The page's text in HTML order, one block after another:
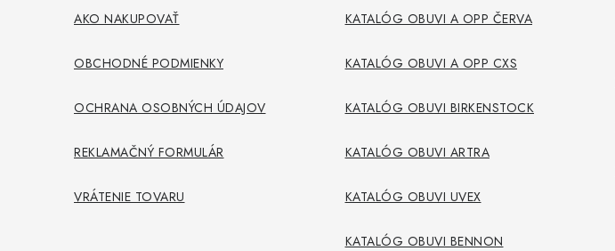
AKO NAKUPOVAŤ
OBCHODNÉ PODMIENKY
OCHRANA OSOBNÝCH ÚDAJOV
REKLAMAČNÝ FORMULÁR
VRÁTENIE TOVARU
KATALÓG OBUVI A OPP ČERVA
KATALÓG OBUVI A OPP CXS
KATALÓG OBUVI BIRKENSTOCK
KATALÓG OBUVI ARTRA
KATALÓG OBUVI UVEX
KATALÓG OBUVI BENNON